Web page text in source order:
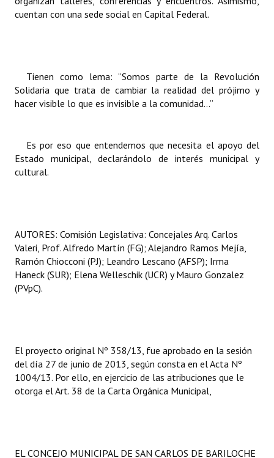
cuentan con una sede social en Capital Federal.
Tienen como lema: “Somos parte de la Revolución
Solidaria que trata de cambiar la realidad del prójimo y
hacer visible lo que es invisible a la comunidad...”
Es por eso que entendemos que necesita el apoyo del
Estado municipal, declarándolo de interés municipal y
cultural.
AUTORES: Comisión Legislativa: Concejales Arq. Carlos
Valeri, Prof. Alfredo Martín (FG); Alejandro Ramos Mejía,
Ramón Chiocconi (PJ); Leandro Lescano (AFSP); Irma
Haneck (SUR); Elena Welleschik (UCR) y Mauro Gonzalez
(PVpC).
El proyecto original Nº 358/13, fue aprobado en la sesión
del día 27 de junio de 2013, según consta en el Acta Nº
1004/13. Por ello, en ejercicio de las atribuciones que le
otorga el Art. 38 de la Carta Orgánica Municipal,
EL CONCEJO MUNICIPAL DE SAN CARLOS DE BARILOCHE